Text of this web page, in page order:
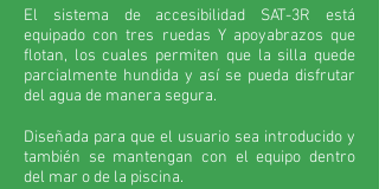
El sistema de accesibilidad SAT-3R está
equipado con tres ruedas Y apoyabrazos que
flotan, los cuales permiten que la silla quede
parcialmente hundida y así se pueda disfrutar
del agua de manera segura.
Diseñada para que el usuario sea introducido y
también se mantengan con el equipo dentro
del mar o de la piscina.